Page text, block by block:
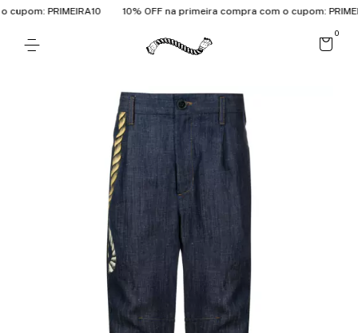
PRIMEIRA10 10% OFF na primeira compra com o cupom:
0